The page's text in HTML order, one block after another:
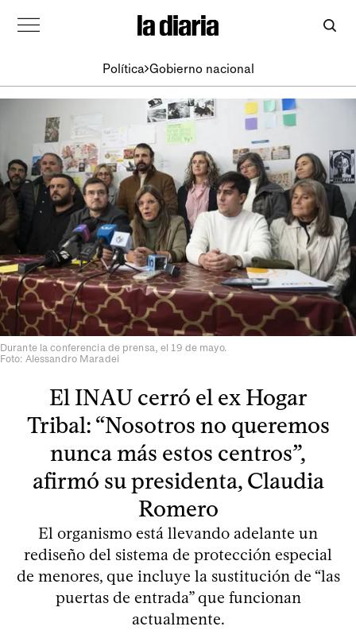
Política Gobierno nacional
Durante la conferencia de prensa, el 19 de mayo.
Foto: Alessandro Maradei
El INAU cerró el ex Hogar
Tribal: “Nosotros no queremos
nunca más estos centros”,
afirmó su presidenta, Claudia
Romero
El organismo está llevando adelante un
rediseño del sistema de protección especial
de menores, que incluye la sustitución de “las
puertas de entrada” que funcionan
actualmente.